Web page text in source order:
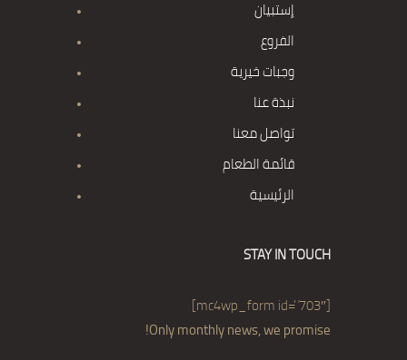
إستبيان
الفروع
وجبات خيرية
نبذة عنا
تواصل معنا
قائمة الطعام
الرئيسية
STAY IN TOUCH
[mc4wp_form id=”703″]
Only monthly news, we promise!